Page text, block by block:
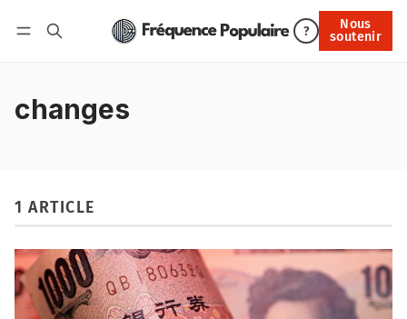
?
Nous
soutenir
Nous soutenir
changes
1 ARTICLE